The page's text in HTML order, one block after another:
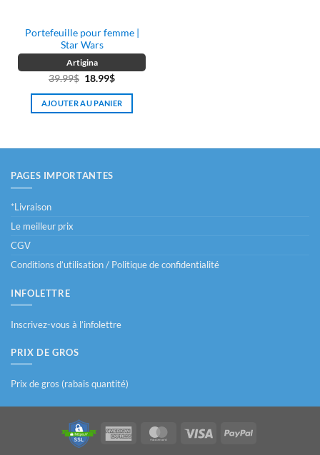
Portefeuille pour femme |
Star Wars
Artigina
39.99$ Le
prix
initial
18.99$Le
prix
actuel
AJOUTER AU PANIER
PAGES IMPORTANTES
*Livraison
Le meilleur prix
CGV
Conditions d’utilisation / Politique de confidentialité
INFOLETTRE
Inscrivez-vous à l’infolettre
PRIX DE GROS
Prix de gros (rabais quantité)
American
MasterCardVisa PayPal